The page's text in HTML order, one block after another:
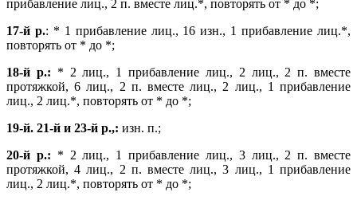
прибавление лиц., 2 п. вместе лиц.*, повторять от * до *;
17-й р.: * 1 прибавление лиц., 16 изн., 1 прибавление лиц.*,
повторять от * до *;
18-й р.: * 2 лиц., 1 прибавление лиц., 2 лиц., 2 п. вместе
протяжкой, 6 лиц., 2 п. вместе лиц., 2 лиц., 1 прибавление
лиц., 2 лиц.*, повторять от * до *;
19-й. 21-й и 23-й р.,: изн. п.;
20-й р.: * 2 лиц., 1 прибавление лиц., 3 лиц., 2 п. вместе
протяжкой, 4 лиц., 2 п. вместе лиц., 3 лиц., 1 прибавление
лиц., 2 лиц.*, повторять от * до *;